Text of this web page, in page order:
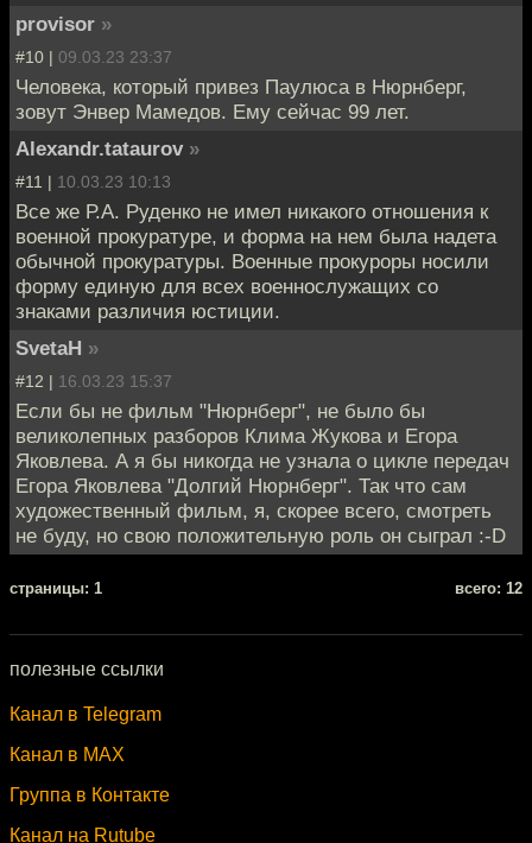
provisor »
#10 | 09.03.23 23:37
Человека, который привез Паулюса в Нюрнберг,
зовут Энвер Мамедов. Ему сейчас 99 лет.
Alexandr.tataurov »
#11 | 10.03.23 10:13
Все же Р.А. Руденко не имел никакого отношения к
военной прокуратуре, и форма на нем была надета
обычной прокуратуры. Военные прокуроры носили
форму единую для всех военнослужащих со
знаками различия юстиции.
SvetaH »
#12 | 16.03.23 15:37
Если бы не фильм "Нюрнберг", не было бы
великолепных разборов Клима Жукова и Егора
Яковлева. А я бы никогда не узнала о цикле передач
Егора Яковлева "Долгий Нюрнберг". Так что сам
художественный фильм, я, скорее всего, смотреть
не буду, но свою положительную роль он сыграл :-D
cтраницы: 1 всего: 12
полезные ссылки
Канал в Telegram
Канал в MAX
Группа в Контакте
Канал на Rutube